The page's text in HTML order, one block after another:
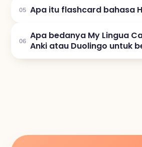
05 Apa itu flashcard bahasa
06 Apa bedanya My Lingua
Anki atau Duolingo untuk